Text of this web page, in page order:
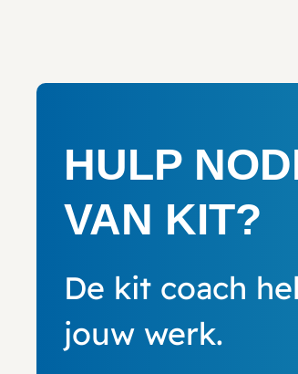
HULP
VAN KIT?
De kit coach
jouw werk.